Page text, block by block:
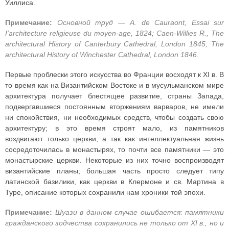
Уиллиса.
Примечание:
Основной труд — A. de Cauraont, Essai sur
I'architecture religieuse du moyen-age, 1824; Caen-Willies R., The
architectural History of Canterbury Cathedral, London 1845; The
architectural History of Winchester Cathedral, London 1846.
Первые проблески этого искусства во Франции восходят к XI в. В
то время как на Византийском Востоке и в мусульманском мире
архитектура получает блестящее развитие, страны Запада,
подвергавшиеся постоянным вторжениям варваров, не имели
ни спокойствия, ни необходимых средств, чтобы создать свою
архитектуру; в это время строят мало, из памятников
воздвигают только церкви, а так как интеллектуальная жизнь
сосредоточилась в монастырях, то почти все памятники — это
монастырские церкви. Некоторые из них точно воспроизводят
византийские планы; большая часть просто следует типу
латинской базилики, как церкви в Клермоне и св. Мартина в
Туре, описание которых сохранили нам хроники той эпохи.
Примечание: Шуази в данном случае ошибается: памятники
гражданского зодчества сохранились не только от XI в., но и